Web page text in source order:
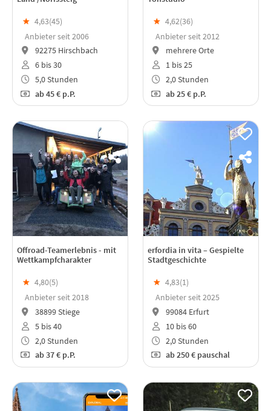
★ 4,63(45)
Anbieter seit 2006
92275 Hirschbach
6 bis 30
5,0 Stunden
ab45 € p.P.
★ 4,62(36)
Anbieter seit 2012
mehrere Orte
1 bis 25
2,0 Stunden
ab25 € p.P.
Offroad-Teamerlebnis - mit
Wettkampfcharakter
★ 4,80(5)
Anbieter seit 2018
38899 Stiege
5 bis 40
2,0 Stunden
ab37 € p.P.
erfordia in vita – Gespielte
Stadtgeschichte
★ 4,83(1)
Anbieter seit 2025
99084 Erfurt
10 bis 60
2,0 Stunden
ab250 € pauschal